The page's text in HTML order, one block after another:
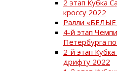
2 этап Кубка
кроссу 2022
Ралли
4-й этап
Петербурга
2-й этап
дрифту 2022